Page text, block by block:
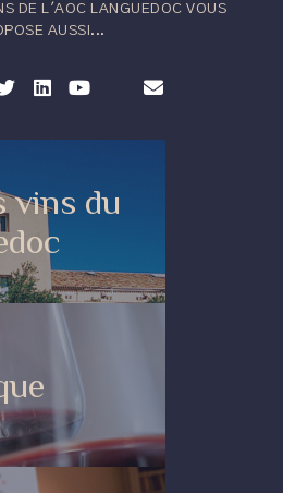
DE L'AOC LANGUEDOC VOUS
AUSSI...
vins du